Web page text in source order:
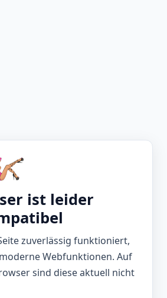
ist leider
zuverlässig funktioniert,
Webfunktionen. Auf
sind diese aktuell nicht